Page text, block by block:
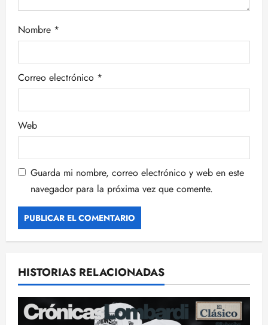
r
a
d
a
s
Nombre *
Correo electrónico *
Web
Guarda mi nombre, correo electrónico y web en este
navegador para la próxima vez que comente.
HISTORIAS RELACIONADAS